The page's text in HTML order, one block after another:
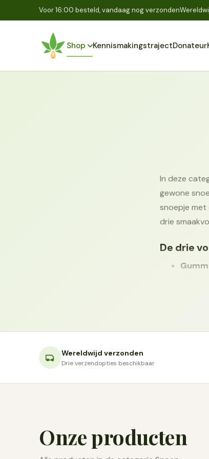
Voor 16:00 besteld, vandaag nog verzonden
Shop KennismakingstrajectDonateur
In deze
gewone
snoepje met
drie
De drie
Waar ze
wordt, is het
Wereldwijd verzonden
Drie verzendopties beschikbaar
Onze producten